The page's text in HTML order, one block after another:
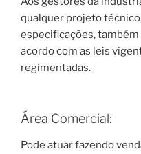
qualquer projeto
especificações,
acordo com as leis
regimentadas.
Área Comercial:
Pode atuar fazendo